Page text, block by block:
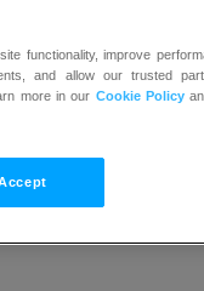
functionality, improve
and allow our trusted
more in our Cookie Policy